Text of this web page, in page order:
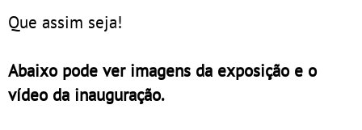
Que assim seja!
Abaixo pode ver imagens da exposição e o
vídeo da inauguração.